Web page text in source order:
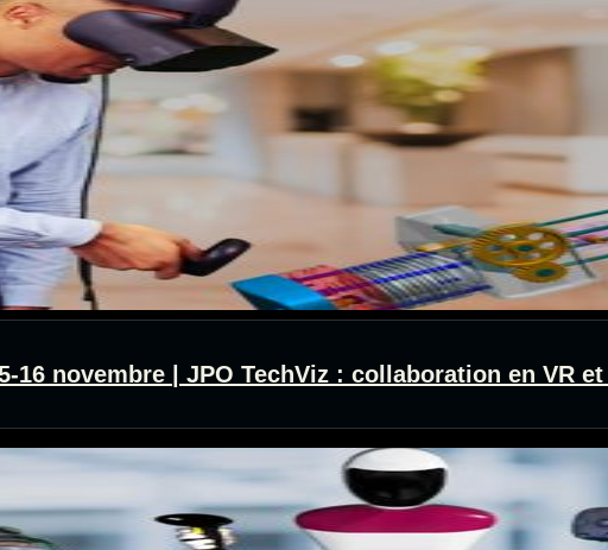
16 novembre | JPO TechViz : collaboration en VR et